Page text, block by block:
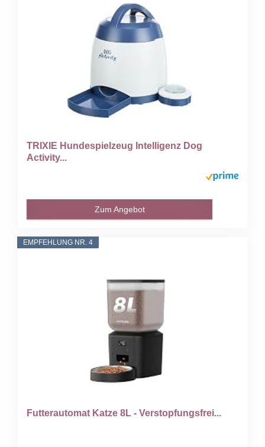
TRIXIE Hundespielzeug Intelligenz Dog
Activity...
Zum Angebot
EMPFEHLUNG NR. 4
Futterautomat Katze 8L - Verstopfungsfrei...